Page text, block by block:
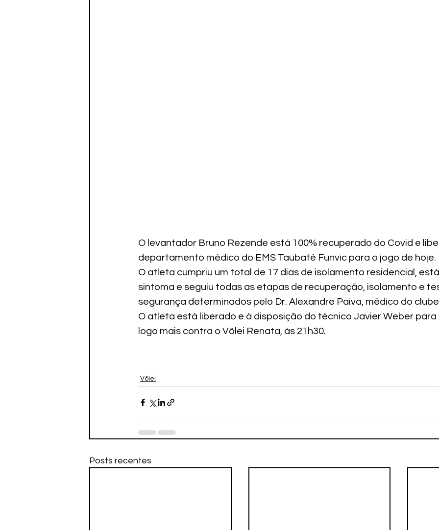
O levantador Bruno Rezende está 100% recuperado do Covid e
departamento médico do EMS Taubaté Funvic para o jogo de hoje.
O atleta cumpriu um total de 17 dias de isolamento residencial,
sintoma e seguiu todas as etapas de recuperação, isolamento e
segurança determinados pelo Dr. Alexandre Paiva, médico do
O atleta está liberado e à disposição do técnico Javier Weber para
logo mais contra o Vôlei Renata, às 21h30.
Vôlei
Posts recentes